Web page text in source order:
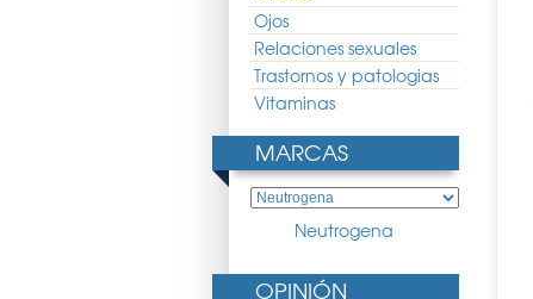
Ojos
Relaciones sexuales
Trastornos y patologias
Vitaminas
MARCAS
Neutrogena
OPINIÓN
Ducray Ictyane Crema de
Manos 50ml
6.22 €
Reparadora 50ml
9.70 € 7.19 €